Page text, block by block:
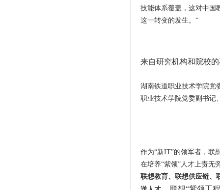
技能体系覆盖，这对中国
这一转变的发生。”
来自研究机构和院校
湖南铁道职业技术学院党
职业技术学院党委副书记
作为“新IT”的领军者，联
在培养“紫领”人才上责无
联想教育、联想供应链、